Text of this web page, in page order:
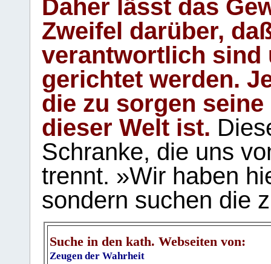
Daher lässt das
Zweifel darüber,
verantwortlich sind
gerichtet werden.
die zu sorgen
dieser Welt ist.
Schranke, die uns
trennt. »Wir haben
sondern suchen die
Suche in den kath. Webseiten von:
Zeugen der Wahrheit